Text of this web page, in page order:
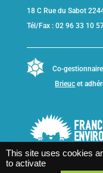
18 C Rue du Sabot
Tél/Fax : 02 96 33 10
Co-
Brieuc et
This site uses cookies
to activate